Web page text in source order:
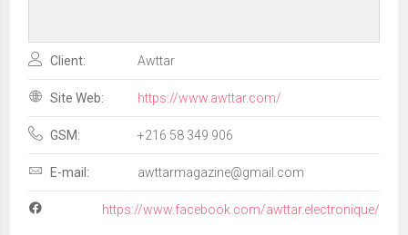
Client: Awttar
Site Web: https://www.awttar.com/
GSM: +216 58 349 906
E-mail: awttarmagazine@gmail.com
https://www.facebook.com/awttar.electronique/